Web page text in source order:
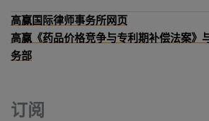
高赢国际律师事务所网页
高赢《药品价格竞争与专利期补偿法案》
务部
订阅